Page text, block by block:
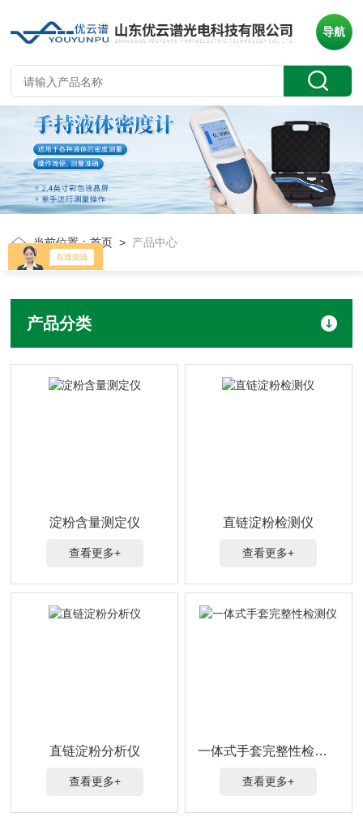
导航
当前位置：首页 > 产品中心
产品分类
淀粉含量测定仪
查看更多+
直链淀粉检测仪
查看更多+
直链淀粉分析仪
查看更多+
一体式手套完整性检测仪
查看更多+